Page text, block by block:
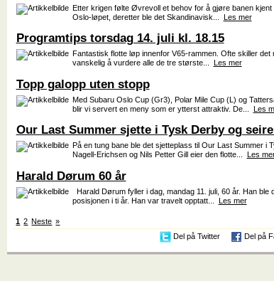
Etter krigen følte Øvrevoll et behov for å gjøre banen
Oslo-løpet, deretter ble det Skandinavisk... Les mer
Programtips torsdag 14. juli kl. 18.15
Fantastisk flotte løp innenfor V65-rammen. Ofte skiller
vanskelig å vurdere alle de tre største...
Les mer
Topp galopp uten stopp
Med Subaru Oslo Cup (Gr3), Polar Mile Cup (L) og
blir vi servert en meny som er ytterst attraktiv. De... Les
Our Last Summer sjette i Tysk Derby og
På en tung bane ble det sjetteplass til Our Last Summer i
Nagell-Erichsen og Nils Petter Gill eier den flotte... Les
Harald Dørum 60 år
Harald Dørum fyller i dag, mandag 11. juli, 60 år. Han
posisjonen i ti år. Han var travelt opptatt... Les mer
1 2 Neste »
Del på Twitter
Del på